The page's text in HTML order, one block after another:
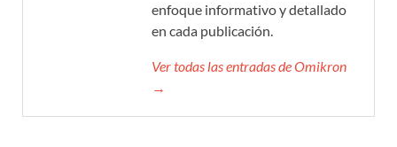
enfoque informativo y detallado
en cada publicación.
Ver todas las entradas de Omikron
→